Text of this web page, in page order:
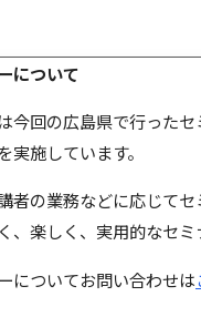
について
今回の広島県で行った
実施しています。
者の業務などに応じて
、楽しく、実用的なセミ
についてお問い合わせは